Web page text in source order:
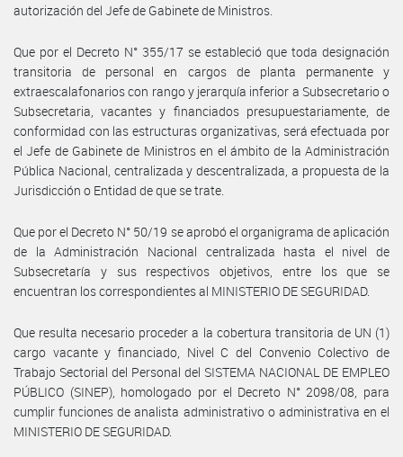
autorización del Jefe de Gabinete de Ministros.
Que por el Decreto N° 355/17 se estableció que toda designación
transitoria de personal en cargos de planta permanente y
extraescalafonarios con rango y jerarquía inferior a Subsecretario o
Subsecretaria, vacantes y financiados presupuestariamente, de
conformidad con las estructuras organizativas, será efectuada por
el Jefe de Gabinete de Ministros en el ámbito de la Administración
Pública Nacional, centralizada y descentralizada, a propuesta de la
Jurisdicción o Entidad de que se trate.
Que por el Decreto N° 50/19 se aprobó el organigrama de aplicación
de la Administración Nacional centralizada hasta el nivel de
Subsecretaría y sus respectivos objetivos, entre los que se
encuentran los correspondientes al MINISTERIO DE SEGURIDAD.
Que resulta necesario proceder a la cobertura transitoria de UN (1)
cargo vacante y financiado, Nivel C del Convenio Colectivo de
Trabajo Sectorial del Personal del SISTEMA NACIONAL DE EMPLEO
PÚBLICO (SINEP), homologado por el Decreto N° 2098/08, para
cumplir funciones de analista administrativo o administrativa en el
MINISTERIO DE SEGURIDAD.